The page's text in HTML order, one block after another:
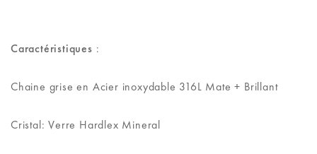
Caractéristiques :
Chaine grise en Acier inoxydable 316L Mate + Brillant
Cristal: Verre Hardlex Mineral